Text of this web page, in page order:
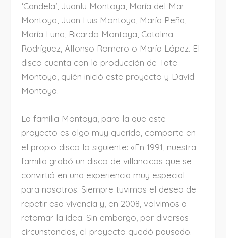
‘Candela’, Juanlu Montoya, María del Mar
Montoya, Juan Luis Montoya, María Peña,
María Luna, Ricardo Montoya, Catalina
Rodríguez, Alfonso Romero o María López. El
disco cuenta con la producción de Tate
Montoya, quién inició este proyecto y David
Montoya.
La familia Montoya, para la que este
proyecto es algo muy querido, comparte en
el propio disco lo siguiente: «En 1991, nuestra
familia grabó un disco de villancicos que se
convirtió en una experiencia muy especial
para nosotros. Siempre tuvimos el deseo de
repetir esa vivencia y, en 2008, volvimos a
retomar la idea. Sin embargo, por diversas
circunstancias, el proyecto quedó pausado.